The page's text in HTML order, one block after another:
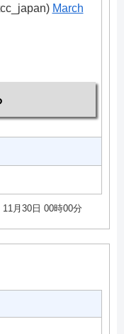
March
月30日 00時00分